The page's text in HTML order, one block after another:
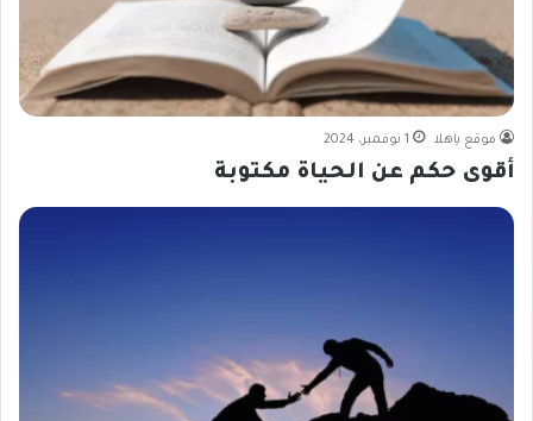
موقع ياهلا 1 نوفمبر، 2024
أقوى حكم عن الحياة مكتوبة